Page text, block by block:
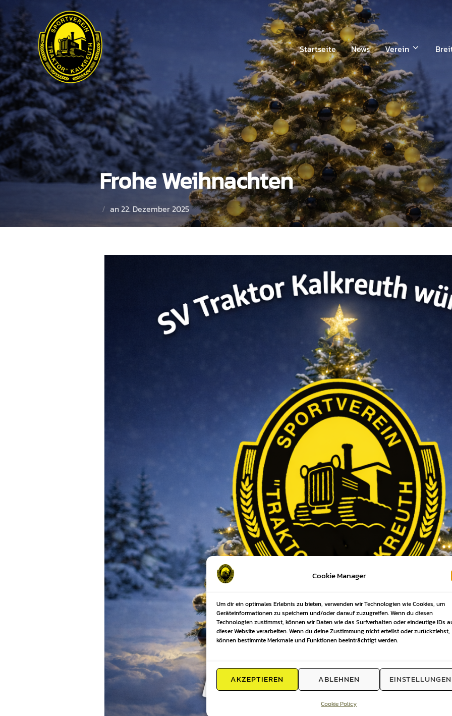
Cookie Manager
Um dir ein optimales Erlebnis zu bieten, verwenden wir Technologien wie Cookies, um
Geräteinformationen zu speichern und/oder darauf zuzugreifen. Wenn du diesen
Technologien zustimmst, können wir Daten wie das Surfverhalten oder eindeutige IDs
dieser Website verarbeiten. Wenn du deine Zustimmung nicht erteilst oder zurückziehst,
können bestimmte Merkmale und Funktionen beeinträchtigt werden.
AKZEPTIEREN ABLEHNEN EINSTELLUNGEN
Cookie Policy
Startseite News Verein
Frohe Weihnachten
an22. Dezember 2025